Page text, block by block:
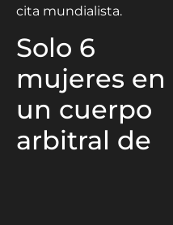
cita mundialista.
Solo 6
mujeres en
un cuerpo
arbitral de